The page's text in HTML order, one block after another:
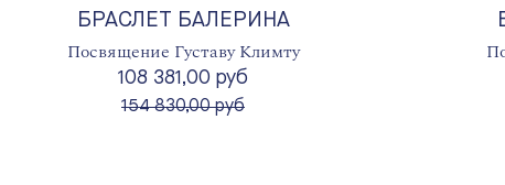
БРАСЛЕТ БАЛЕРИНА
Посвящение Густаву Климту
108 381,00 руб
вместо
154 830,00 руб